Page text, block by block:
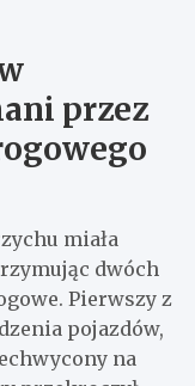
przez
miała
dwóch
Pierwszy z
pojazdów,
na